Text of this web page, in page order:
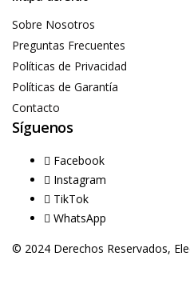
Sobre Nosotros
Preguntas Frecuentes
Políticas de Privacidad
Políticas de Garantía
Contacto
Síguenos
Facebook
Instagram
TikTok
WhatsApp
© 2024 Derechos Reservados,